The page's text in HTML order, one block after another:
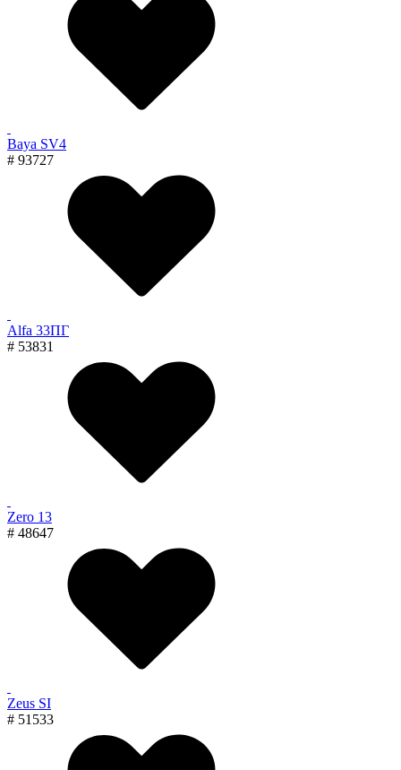
Baya SV4
# 93727
Alfa 33ПГ
# 53831
Zero 13
# 48647
Zeus SI
# 51533